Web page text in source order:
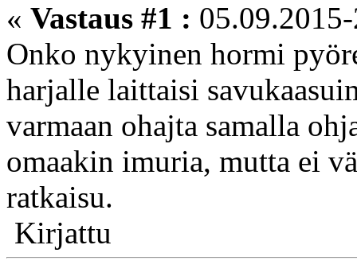
« Vastaus #1 :
Onko nykyinen hormi
harjalle laittaisi
varmaan ohajta samalla
omaakin imuria, mutta ei
ratkaisu.
Kirjattu